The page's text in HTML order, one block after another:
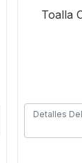
Toalla